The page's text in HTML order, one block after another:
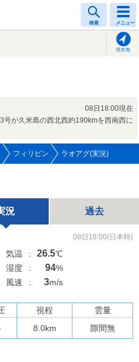
検索 メニュー
現在地
08日18:00現在
号が久米島の西北西約190kmを西南西に
フィリピン ラオアグ(実況)
況 過去
08日18:00(日本時)
気温 : 26.5℃
湿度
: 94%
風速
: 3m/s
視程
雲量
8.0km 隙間無